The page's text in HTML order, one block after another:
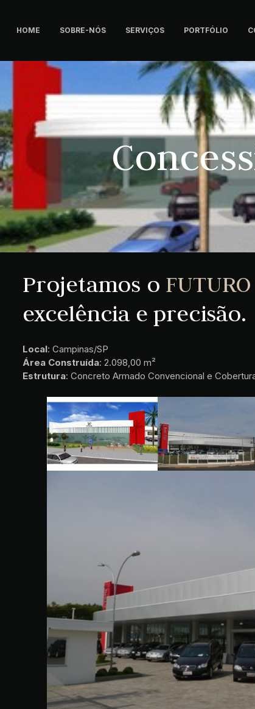
HOME SOBRE-NÓS SERVIÇOS PORTFÓLIO
Projetamos o FUTURO
excelência e precisão.
Local: Campinas/SP
Área Construída: 2.098,00 m²
Estrutura: Concreto Armado Convencional e